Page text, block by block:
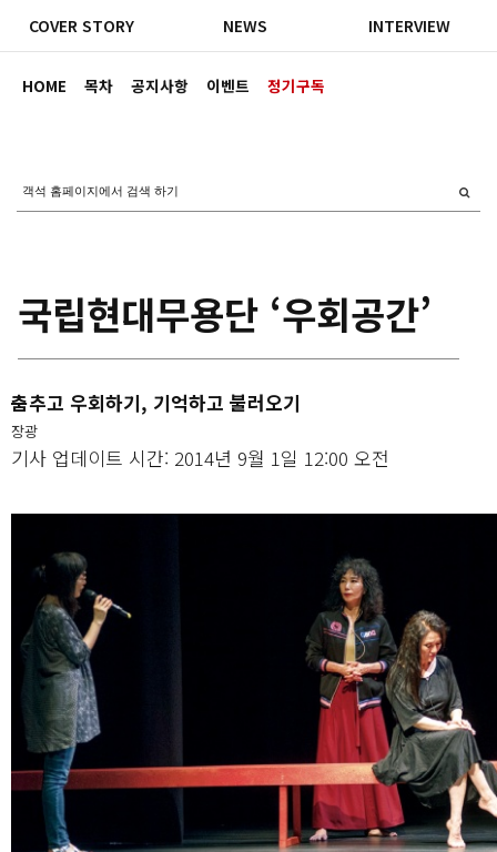
HOME 목차 공지사항 이벤트 정기구독
COVER STORY NEWS INTERVIEW
국립현대무용단 ‘우회공간’
춤추고 우회하기, 기억하고 불러오기
장광
기사 업데이트 시간: 2014년 9월 1일 12:00 오전